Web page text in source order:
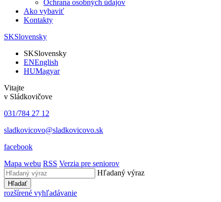
Ochrana osobných údajov
Ako vybaviť
Kontakty
SKSlovensky
SKSlovensky
ENEnglish
HUMagyar
Vitajte
v Sládkovičove
031/784 27 12
sladkovicovo@sladkovicovo.sk
facebook
Mapa webu RSS Verzia pre seniorov
Hľadaný výraz
Hľadať
rozšírené vyhľadávanie